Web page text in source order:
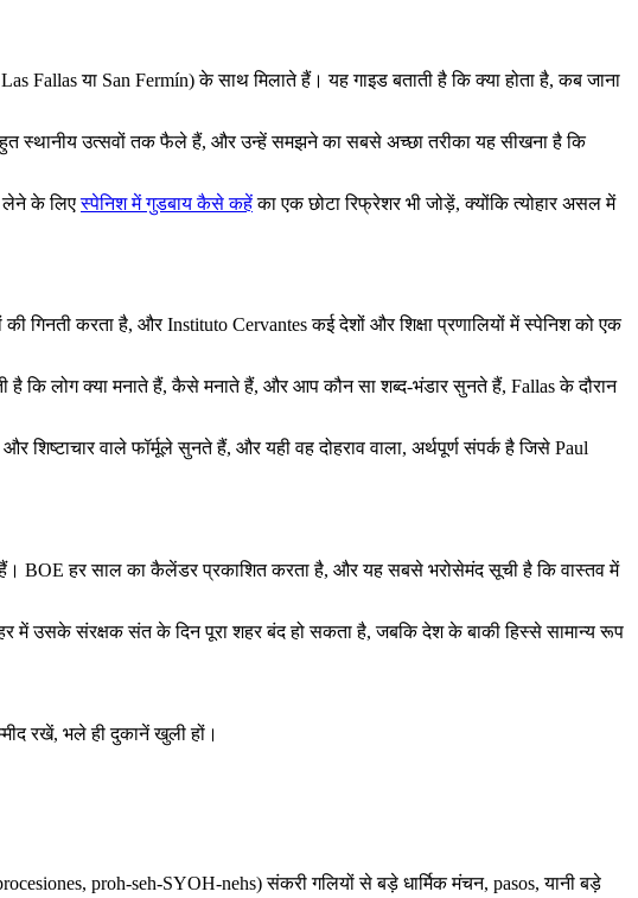
Fallas या San Fermín) के साथ मिलाते हैं। यह गाइड बताती है कि क्या होता है, कब जाना
स्थानीय उत्सवों तक फैले हैं, और उन्हें समझने का सबसे अच्छा तरीका यह सीखना है कि
लेने के लिएस्पेनिश में गुडबाय कैसे कहेंका एक छोटा रिफ्रेशर भी जोड़ें, क्योंकि त्योहार असल में
गिनती करता है, और Instituto Cervantes कई देशों और शिक्षा प्रणालियों में स्पेनिश को एक
कि लोग क्या मनाते हैं, कैसे मनाते हैं, और आप कौन सा शब्द-भंडार सुनते हैं, Fallas के दौरान
वाले फॉर्मूले सुनते हैं, और यही वह दोहराव वाला, अर्थपूर्ण संपर्क है जिसे Paul
हैं। BOE हर साल का कैलेंडर प्रकाशित करता है, और यह सबसे भरोसेमंद सूची है कि वास्तव में
में उसके संरक्षक संत के दिन पूरा शहर बंद हो सकता है, जबकि देश के बाकी हिस्से सामान्य रूप
रखें, भले ही दुकानें खुली हों।
proh-seh-SYOH-nehs) संकरी गलियों से बड़े धार्मिक मंचन, pasos, यानी बड़े